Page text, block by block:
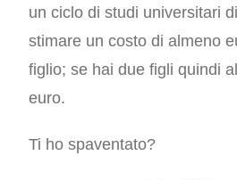
un ciclo di studi universitari
stimare un costo di almeno
figlio; se hai due figli quindi
euro.
Ti ho spaventato?